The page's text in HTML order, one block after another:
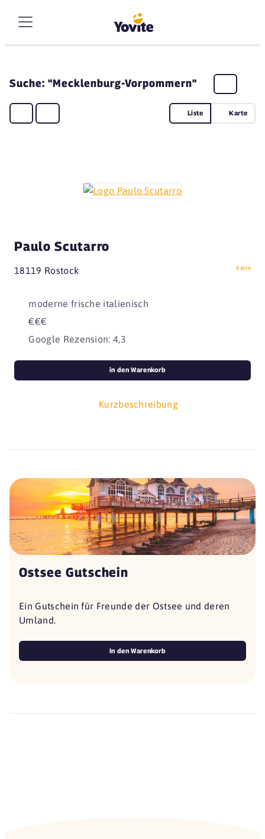
Suche: "Mecklenburg-Vorpommern"
Liste Karte
Paulo Scutarro
18119 Rostock Karte
moderne frische italienisch
€€€
Google Rezension: 4,3
Kurzbeschreibung
in den Warenkorb
Ostsee Gutschein
Ein Gutschein für Freunde der Ostsee und deren
Umland.
In den Warenkorb